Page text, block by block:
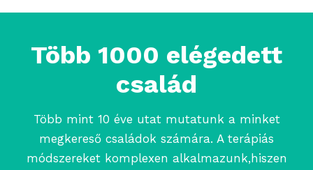
Több 1000 elégedett
család
Több mint 10 éve utat mutatunk a minket
megkereső családok számára. A terápiás
módszereket komplexen alkalmazunk,hiszen